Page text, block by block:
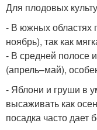
Для плодовых
- В южных областях
ноябрь), так как
- В средней полосе
(апрель–май),
- Яблони и груши в
высаживать как
посадка часто дает